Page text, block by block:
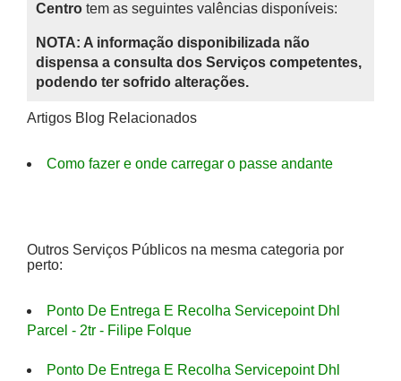
Centro tem as seguintes valências disponíveis:
NOTA: A informação disponibilizada não
dispensa a consulta dos Serviços competentes,
podendo ter sofrido alterações.
Artigos Blog Relacionados
Como fazer e onde carregar o passe andante
Outros Serviços Públicos na mesma categoria por
perto:
Ponto De Entrega E Recolha Servicepoint Dhl
Parcel - 2tr - Filipe Folque
Ponto De Entrega E Recolha Servicepoint Dhl